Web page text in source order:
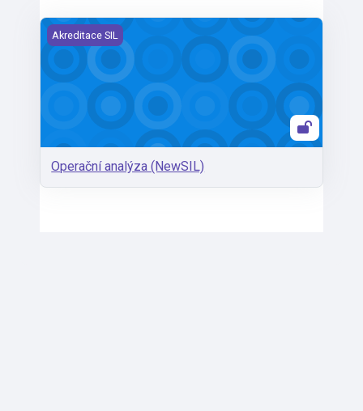
Operační analýza (NewSIL)
Akreditace SIL
Operační analýza (NewSIL)